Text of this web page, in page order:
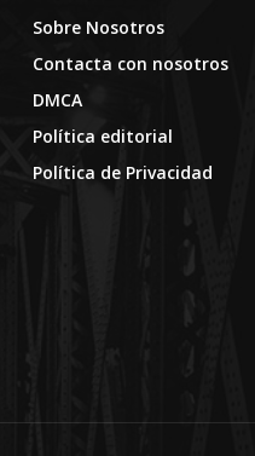
Sobre Nosotros
Contacta con nosotros
DMCA
Política editorial
Política de Privacidad